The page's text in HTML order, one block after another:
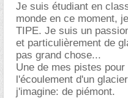
Je suis étudiant en
monde en ce moment,
TIPE. Je suis un
et particulièrement de
pas grand chose...
Une de mes pistes
l'écoulement d'un
j'imagine: de piémont.